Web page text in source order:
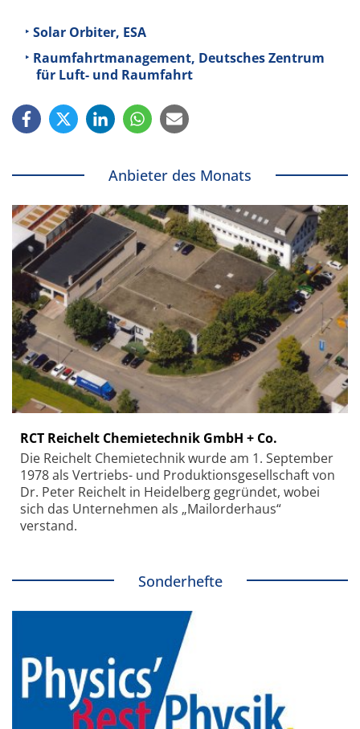
Solar Orbiter, ESA
Raumfahrtmanagement, Deutsches Zentrum
für Luft- und Raumfahrt
Anbieter des Monats
RCT Reichelt Chemietechnik GmbH + Co.
Die Reichelt Chemietechnik wurde am 1. September
1978 als Vertriebs- und Produktionsgesellschaft von
Dr. Peter Reichelt in Heidelberg gegründet, wobei
sich das Unternehmen als „Mailorderhaus“
verstand.
Sonderhefte